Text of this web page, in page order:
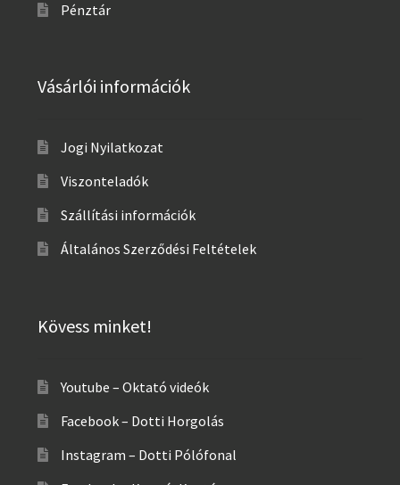
Pénztár
Vásárlói információk
Jogi Nyilatkozat
Viszonteladók
Szállítási információk
Általános Szerződési Feltételek
Kövess minket!
Youtube – Oktató videók
Facebook – Dotti Horgolás
Instagram – Dotti Pólófonal